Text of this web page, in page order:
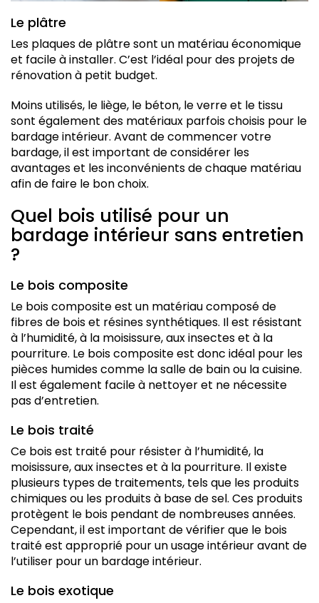
Le plâtre
Les plaques de plâtre sont un matériau économique
et facile à installer. C’est l’idéal pour des projets de
rénovation à petit budget.
Moins utilisés, le liège, le béton, le verre et le tissu
sont également des matériaux parfois choisis pour le
bardage intérieur. Avant de commencer votre
bardage, il est important de considérer les
avantages et les inconvénients de chaque matériau
afin de faire le bon choix.
Quel bois utilisé pour un
bardage intérieur sans entretien
?
Le bois composite
Le bois composite est un matériau composé de
fibres de bois et résines synthétiques. Il est résistant
à l’humidité, à la moisissure, aux insectes et à la
pourriture. Le bois composite est donc idéal pour les
pièces humides comme la salle de bain ou la cuisine.
Il est également facile à nettoyer et ne nécessite
pas d’entretien.
Le bois traité
Ce bois est traité pour résister à l’humidité, la
moisissure, aux insectes et à la pourriture. Il existe
plusieurs types de traitements, tels que les produits
chimiques ou les produits à base de sel. Ces produits
protègent le bois pendant de nombreuses années.
Cependant, il est important de vérifier que le bois
traité est approprié pour un usage intérieur avant de
l’utiliser pour un bardage intérieur.
Le bois exotique